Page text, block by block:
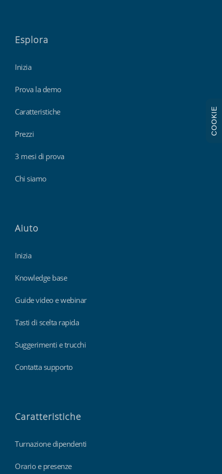
Esplora
Inizia
Prova la demo
Caratteristiche
Prezzi
3 mesi di prova
Chi siamo
Aiuto
Inizia
Knowledge base
Guide video e webinar
Tasti di scelta rapida
Suggerimenti e trucchi
Contatta supporto
Caratteristiche
Turnazione dipendenti
Orario e presenze
COOKIE